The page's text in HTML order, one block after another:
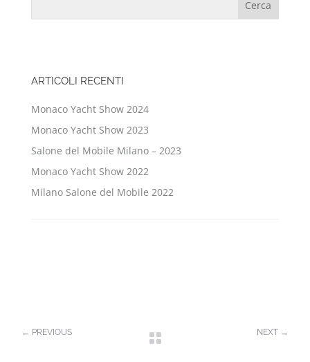
ARTICOLI RECENTI
Monaco Yacht Show 2024
Monaco Yacht Show 2023
Salone del Mobile Milano – 2023
Monaco Yacht Show 2022
Milano Salone del Mobile 2022
← PREVIOUS  NEXT→